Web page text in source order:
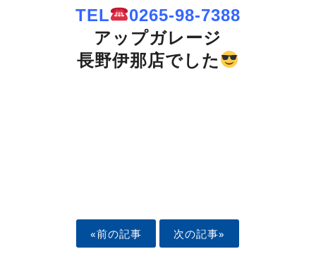
TEL
0265-98-7388
アップガレージ
長野伊那店でした
«前の記事 次の記事»